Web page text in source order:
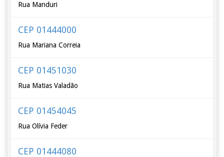
Rua Manduri
CEP 01444000
Rua Mariana Correia
CEP 01451030
Rua Matias Valadão
CEP 01454045
Rua Olívia Feder
CEP 01444080